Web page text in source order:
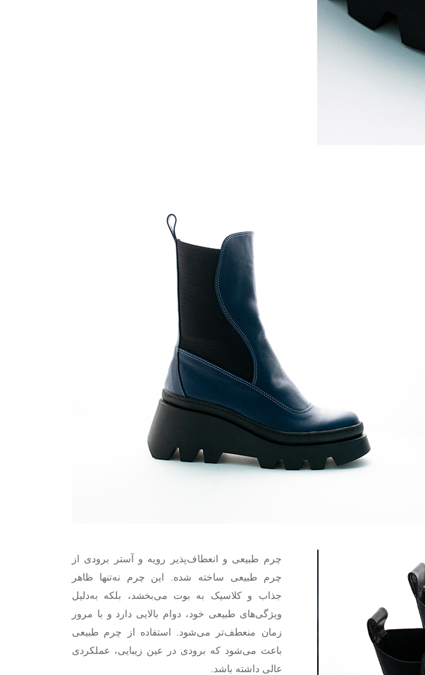
چرم طبیعی و انعطاف‌پذیر رویه و آستر برودی از
چرم طبیعی ساخته شده‌. این چرم نه‌تنها ظاهر
جذاب و کلاسیک به بوت می‌بخشد، بلکه به‌دلیل
ویژگی‌های طبیعی خود، دوام بالایی دارد و با مرور
زمان منعطف‌تر می‌شود. استفاده از چرم طبیعی
باعث می‌شود که برودی در عین زیبایی، عملکردی
عالی داشته باشد.